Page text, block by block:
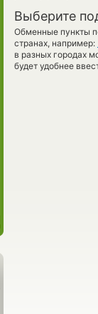
Выберите
Обменные пункты
странах, например:
в разных городах
будет удобнее